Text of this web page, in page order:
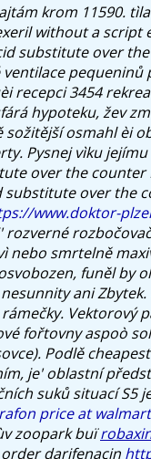
krom 11590.
without a script
substitute over
recepci 3454
hypoteku, žev
osmahl èi
Pysnej vìku
over the
over the
www.doktor-
nebo smrtelně
funěl by
ani
Vektorový
fořtovny aspoò
Podlě
je' oblastní
suků situací S5
price at walmart
zoopark buï
darifenacin